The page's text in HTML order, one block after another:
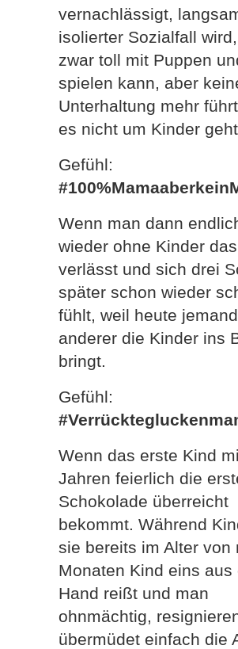
vernachlässigt,
isolierter Sozialfall
zwar toll mit Puppen
spielen kann, aber
Unterhaltung mehr
es nicht um Kinder
Gefühl:
Wenn man dann
wieder ohne Kinder
verlässt und sich drei
später schon wieder
fühlt, weil heute jemand
anderer die Kinder ins
bringt.
Gefühl:
Wenn das erste Kind
Jahren feierlich die
Schokolade überreicht
bekommt. Während
sie bereits im Alter von
Monaten Kind eins aus
Hand reißt und man
ohnmächtig,
übermüdet einfach die